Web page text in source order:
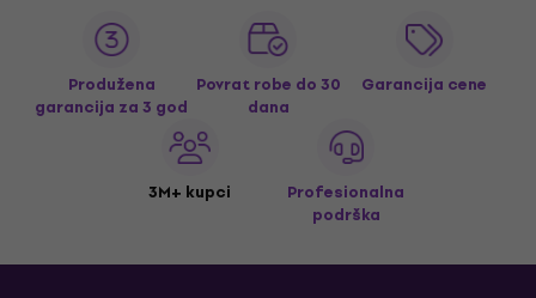
Produžena
garancija za 3 god
Povrat robe do 30
dana
Garancija cene
3M+ kupci
Profesionalna
podrška